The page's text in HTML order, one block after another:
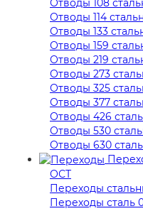
Отводы 108
Отводы 114
Отводы 133
Отводы 159
Отводы 219
Отводы 273
Отводы 325
Отводы 377
Отводы 426
Отводы 530
Отводы 630
ОСТ
Переходы
Переходы сталь